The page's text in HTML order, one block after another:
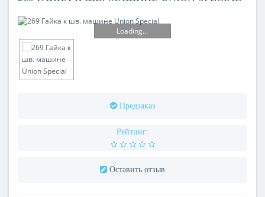
Loading...
Предзаказ
Рейтинг:
Оставить отзыв